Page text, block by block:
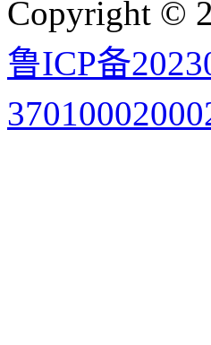
Copyright ©
鲁ICP备